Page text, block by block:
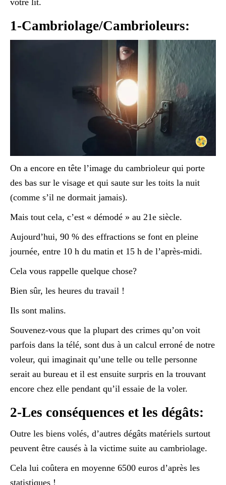
votre lit.
1-Cambriolage/Cambrioleurs:
On a encore en tête l’image du cambrioleur qui porte
des bas sur le visage et qui saute sur les toits la nuit
(comme s’il ne dormait jamais).
Mais tout cela, c’est « démodé » au 21e siècle.
Aujourd’hui, 90 % des effractions se font en pleine
journée, entre 10 h du matin et 15 h de l’après-midi.
Cela vous rappelle quelque chose?
Bien sûr, les heures du travail !
Ils sont malins.
Souvenez-vous que la plupart des crimes qu’on voit
parfois dans la télé, sont dus à un calcul erroné de notre
voleur, qui imaginait qu’une telle ou telle personne
serait au bureau et il est ensuite surpris en la trouvant
encore chez elle pendant qu’il essaie de la voler.
2-Les conséquences et les dégâts:
Outre les biens volés, d’autres dégâts matériels surtout
peuvent être causés à la victime suite au cambriolage.
Cela lui coûtera en moyenne 6500 euros d’après les
statistiques !